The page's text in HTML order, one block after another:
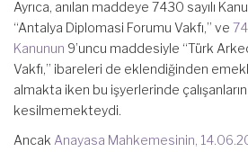
Ayrıca, anılan maddeye 7430 sayılı
“Antalya Diplomasi Forumu Vakfı,” ve
Kanunun 9’uncu maddesiyle “Türk
Vakfı,” ibareleri de eklendiğinden
almakta iken bu işyerlerinde çalışanların
kesilmemekteydi.
Ancak Anayasa Mahkemesinin,